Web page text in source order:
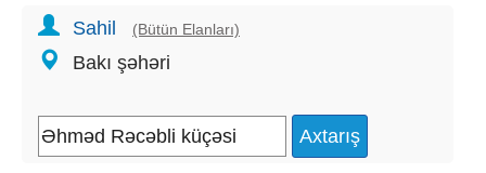
əşyalıda icarəyə verə bilərik qiymət cuzi dəyişiklik
olacaqdır.otaqları birlikdədə icarəyə götürmək olar .tək
təkdə.plazaya giriş çıxış 7/24-dür
Sahil (Bütün Elanları)
Bakı şəhəri